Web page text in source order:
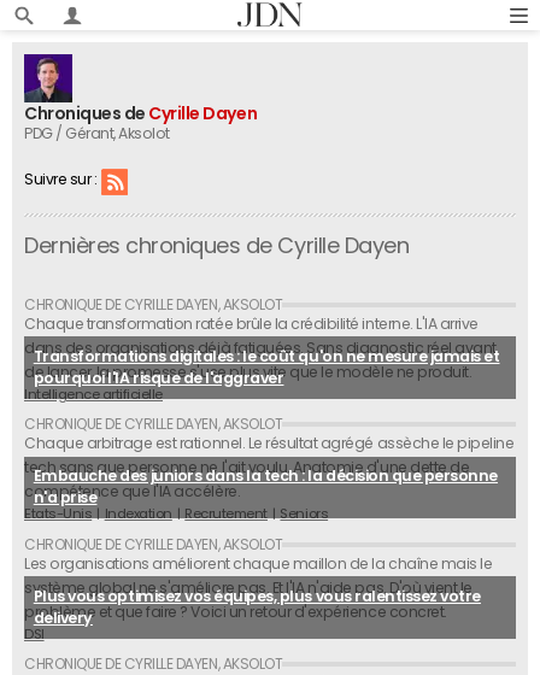
Chroniques de Cyrille Dayen
PDG / Gérant, Aksolot
Suivre sur :
Dernières chroniques de Cyrille Dayen
Transformations digitales : le coût qu'on ne mesure jamais et
pourquoi l'IA risque de l'aggraver
Chaque transformation ratée brûle la crédibilité interne. L'IA arrive
dans des organisations déjà fatiguées. Sans diagnostic réel avant
de lancer, la promesse s'use plus vite que le modèle ne produit.
Intelligence artificielle
Embauche des juniors dans la tech : la décision que personne
n'a prise
Chaque arbitrage est rationnel. Le résultat agrégé assèche le pipeline
tech sans que personne ne l'ait voulu. Anatomie d'une dette de
compétence que l'IA accélère.
Etats-Unis
Indexation Recrutement Seniors
Plus vous optimisez vos équipes, plus vous ralentissez votre
delivery
Les organisations améliorent chaque maillon de la chaîne mais le
système global ne s'améliore pas. Et l'IA n'aide pas. D'où vient le
problème et que faire ? Voici un retour d'expérience concret.
DSI